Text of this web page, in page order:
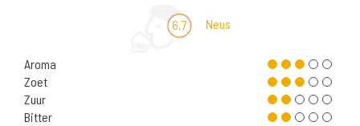
6,7 Neus
Aroma
Zoet
Zuur
Bitter